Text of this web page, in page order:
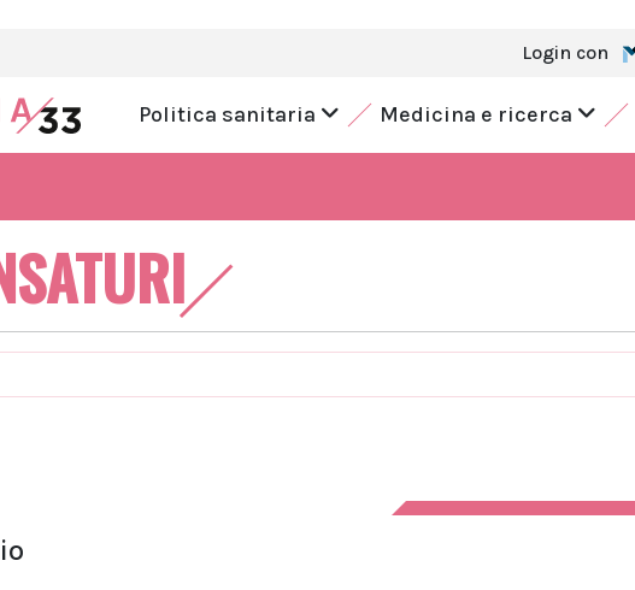
Login con
Politica sanitaria Medicina e ricerca